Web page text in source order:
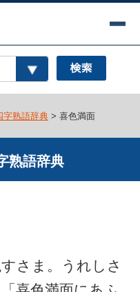
字熟語辞典> 喜色満面
熟語辞典
さま。うれしさ